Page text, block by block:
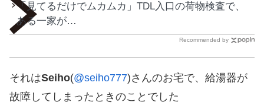
「見てるだけでムカムカ」TDL入口の荷物検査で、
ある一家が…
Recommended by
それはSeiho(@seiho777)さんのお宅で、給湯器が
故障してしまったときのことでした